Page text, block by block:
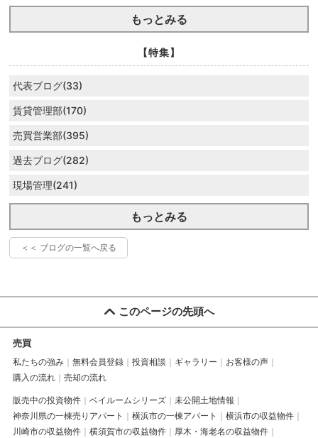
もっとみる
【特集】
代表ブログ(33)
賃貸管理部(170)
売買営業部(395)
過去ブログ(282)
現場管理(241)
もっとみる
＜＜ ブログの一覧へ戻る
このページの先頭へ
売買
私たちの強み 無料会員登録 投資相談 ギャラリー
お客様の声
購入の流れ
売却の流れ
販売中の投資物件 ベイルームシリーズ
未公開土地情報
神奈川県の一棟売りアパート
横浜市の一棟アパート
横浜市の収益物件
川崎市の収益物件
横須賀市の収益物件
厚木・海老名の収益物件